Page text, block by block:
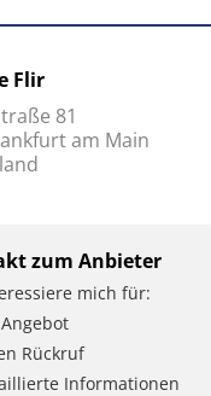
Flir
81
am Main
zum Anbieter
mich für:
Rückruf
Informationen